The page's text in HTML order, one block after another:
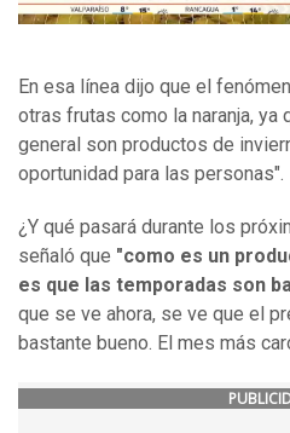
En esa línea dijo que el
otras frutas como la naranja,
general son productos de
oportunidad para las personas".
¿Y qué pasará durante los
señaló que "como es un
es que las temporadas son
que se ve ahora, se ve que el
bastante bueno. El mes más